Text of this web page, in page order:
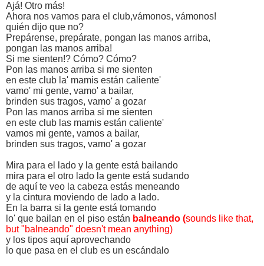
Ajá! Otro más!
Ahora nos vamos para el club,vámonos, vámonos!
quién dijo que no?
Prepárense, prepárate, pongan las manos arriba,
pongan las manos arriba!
Si me sienten!? Cómo? Cómo?
Pon las manos arriba si me sienten
en este club la' mamis están caliente'
vamo' mi gente, vamo' a bailar,
brinden sus tragos, vamo' a gozar
Pon las manos arriba si me sienten
en este club las mamis están caliente'
vamos mi gente, vamos a bailar,
brinden sus tragos, vamo' a gozar
Mira para el lado y la gente está bailando
mira para el otro lado la gente está sudando
de aquí te veo la cabeza estás meneando
y la cintura moviendo de lado a lado.
En la barra si la gente está tomando
lo' que bailan en el piso están balneando (sounds like that,
but "balneando" doesn't mean anything)
y los tipos aquí aprovechando
lo que pasa en el club es un escándalo